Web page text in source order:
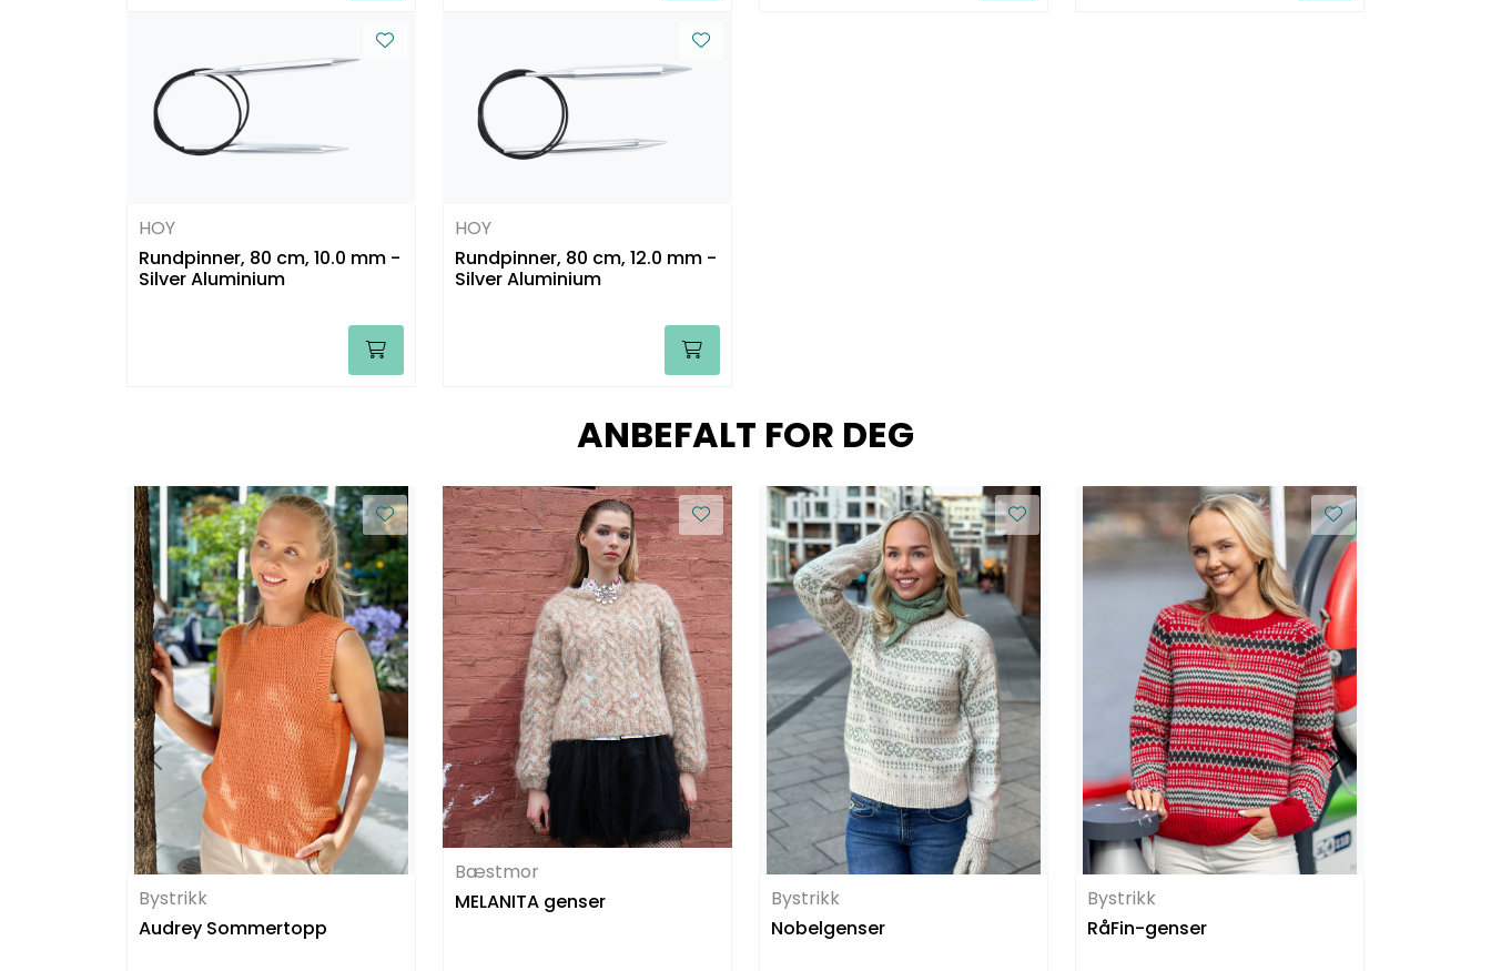
HOY
Rundpinner, 80 cm, 10.0 mm -
Silver Aluminium
HOY
Rundpinner, 80 cm, 12.0 mm -
Silver Aluminium
ANBEFALT FOR DEG
Bystrikk
Audrey Sommertopp
Bæstmor
MELANITA genser
Bystrikk
Nobelgenser
Bystrikk
RåFin-genser